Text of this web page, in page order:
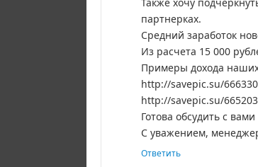
партнерках.
Средний заработок
Из расчета 15 000
Примеры дохода
http://savepic.su/
http://savepic.su/
Готова обсудить с
С уважением,
Ответить